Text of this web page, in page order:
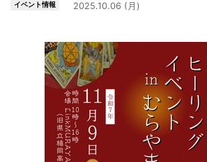
イベント情報 2025.10.06 (月)